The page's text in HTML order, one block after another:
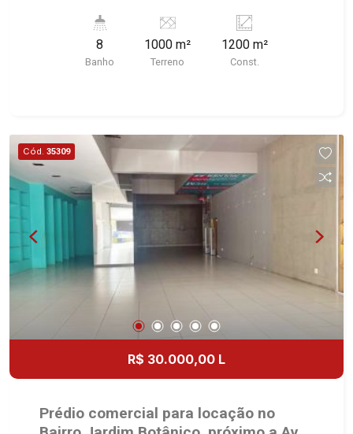
características deste imóvel que a Martinelli
Imobiliária selecionou para você: - 1.000m² de
área terreno e 1.200m² de área construída -
grande porte Martinelli Imobiliária, referência no
mercado imobiliário desde 2000. Especialistas
em Venda, Locação e Lançamentos! Avenida
João Fiúsa, 1051 - Alto da Boa Vista | Ribeirão
8
Banho
1000 m²
Terreno
1200 m²
Const.
Cód. 35309
R$ 30.000,00 L
Prédio comercial para locação no